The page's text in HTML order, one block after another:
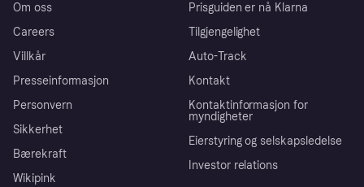
Om oss
Careers
Villkår
Presseinformasjon
Personvern
Sikkerhet
Bærekraft
Wikipink
Prisguiden er nå Klarna
Tilgjengelighet
Auto-Track
Kontakt
Kontaktinformasjon for
myndigheter
Eierstyring og selskapsledelse
Investor relations